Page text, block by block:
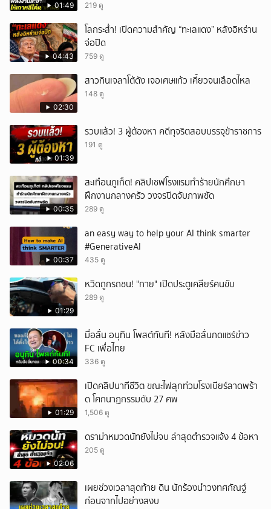
01:49 219 ดู
04:43
โลกระส่ำ! เปิดความสำคัญ “ทะเลแดง” หลังอิหร่าน
จ่อปิด
759 ดู
02:30
สาวกินเจลาโต้ดัง เจอเศษแก้ว เคี้ยวจนเลือดไหล
148 ดู
01:39
รวบแล้ว! 3 ผู้ต้องหา คดีทุจริตสอบบรรจุข้าราชการ
191 ดู
00:35
สะเทือนภูเก็ต! คลิปเชฟโรงแรมทำร้ายนักศึกษา
ฝึกงานกลางครัว วงจรปิดจับภาพชัด
289 ดู
00:37
an easy way to help your AI think smarter
#GenerativeAI
435 ดู
01:29
หวิดถูกรถชน! "กาย" เปิดประตูเคลียร์คนขับ
289 ดู
00:34
มื่อลั่น อนุทิน โพสต์ทันที! หลังมือลั่นกดแชร์ข่าว
FC เพื่อไทย
336 ดู
01:29
เปิดคลิปนาทีชีวิต ขณะไฟลุกท่วมโรงเบียร์ลาดพร้า
ด โศกนาฏกรรมดับ 27 ศพ
1,506 ดู
02:06
ดราม่าหมวดนัทยังไม่จบ ล่าสุดตำรวจแจ้ง 4 ข้อหา
205 ดู
เผยช่วงเวลาสุดท้าย ดิน นักร้องนำวงทศกัณฐ์
ก่อนจากไปอย่างสงบ